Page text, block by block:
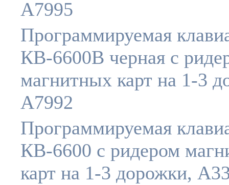
A7995
Программируемая
КВ-6600B черная c
магнитных карт на 1-3
A7992
Программируемая
КВ-6600 c ридером
карт на 1-3 дорожки,